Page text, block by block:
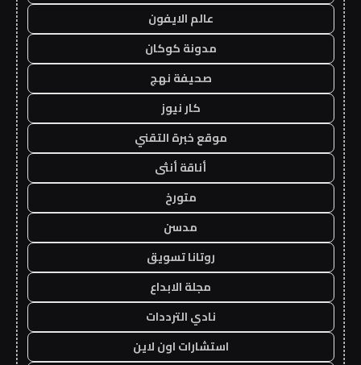
عالم الايفون
مدونة كوكان
صحيفة نهج
كار نيوز
موقع خبرة التقني
أناقة أنثى
متورخ
مدسن
روتانا تسويق
مجلة الابداع
نادي الترددات
استشارات اون لاين